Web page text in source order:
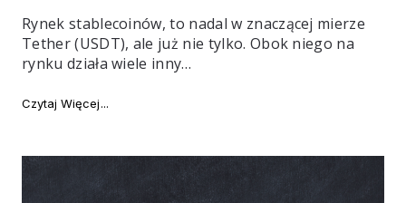
Rynek stablecoinów, to nadal w znaczącej mierze
Tether (USDT), ale już nie tylko. Obok niego na
rynku działa wiele inny…
Czytaj Więcej